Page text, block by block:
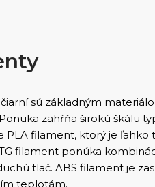
sú základným
zahŕňa širokú škálu
PLA filament, ktorý je ľahko
filament ponúka
tlač. ABS filament je
teplotám.